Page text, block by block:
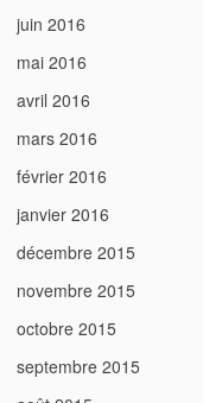
juin 2016
mai 2016
avril 2016
mars 2016
février 2016
janvier 2016
décembre 2015
novembre 2015
octobre 2015
septembre 2015